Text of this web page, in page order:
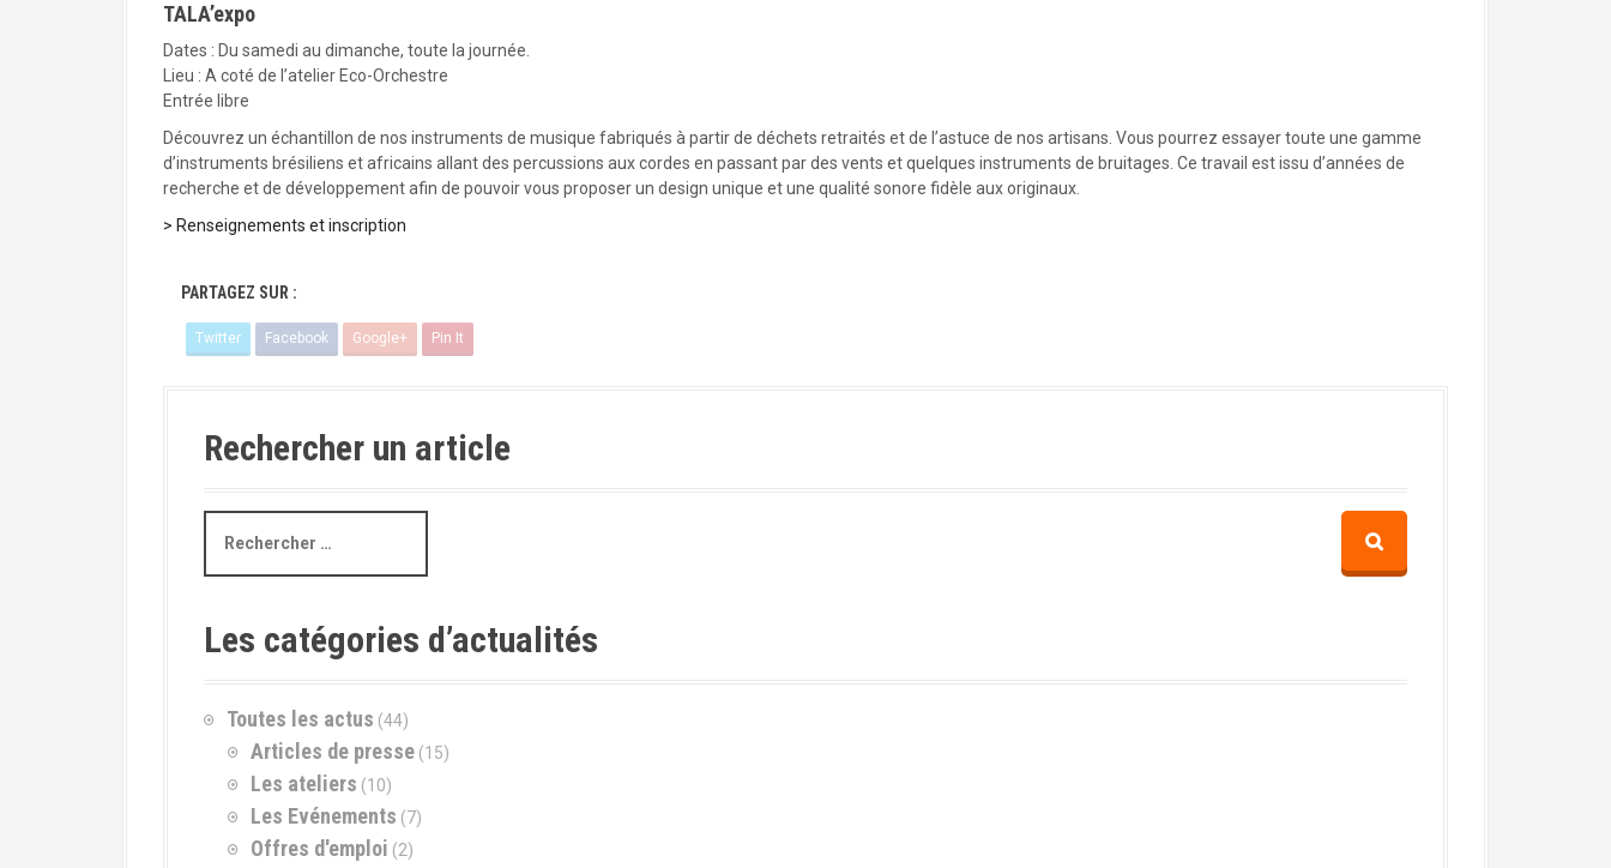
TALA’expo
Dates : Du samedi au dimanche, toute la journée.
Lieu : A coté de l’atelier Eco-Orchestre
Entrée libre
Découvrez un échantillon de nos instruments de musique fabriqués à partir de déchets retraités et de l’astuce de nos artisans. Vous pourrez essayer toute une gamme
d’instruments brésiliens et africains allant des percussions aux cordes en passant par des vents et quelques instruments de bruitages. Ce travail est issu d’années de
recherche et de développement afin de pouvoir vous proposer un design unique et une qualité sonore fidèle aux originaux.
> Renseignements et inscription
PARTAGEZ SUR :
Twitter Facebook Google+ Pin It
Rechercher un article
c
e
Les catégories d’actualités
Toutes les actus (44)
Articles de presse (15)
Les ateliers (10)
Les Evénements (7)
Offres d'emploi (2)